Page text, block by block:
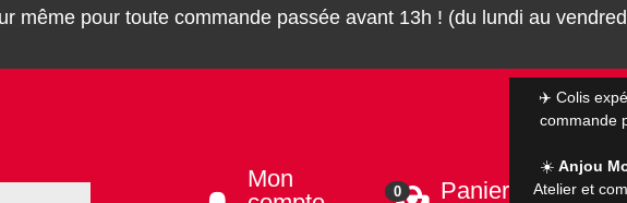
même pour toute commande passée avant 13h ! (du lundi au
Mon
0 Panier
✈️ Colis
commande
☀️ Anjou
Atelier et